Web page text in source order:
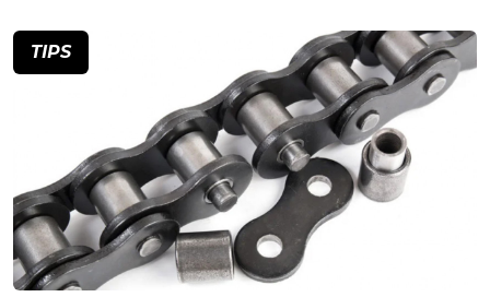
TIPS